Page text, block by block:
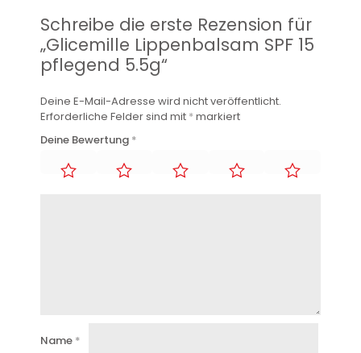
Schreibe die erste Rezension für
„Glicemille Lippenbalsam SPF 15
pflegend 5.5g“
Deine E-Mail-Adresse wird nicht veröffentlicht.
Erforderliche Felder sind mit *markiert
Deine Bewertung *
Name *